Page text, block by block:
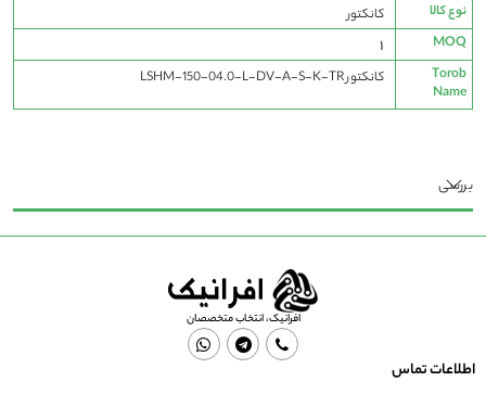
نوع کالا
کانکتور
MOQ
1
Torob
Name
کانکتور LSHM-150-04.0-L-DV-A-S-K-TR
بررسی
افرانیک، انتخاب متخصصان
اطلاعات تماس